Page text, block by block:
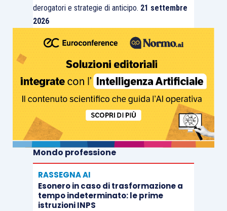
derogatori e strategie di anticipo. 21 settembre
2026
Mondo professione
RASSEGNA AI
Esonero in caso di trasformazione a
tempo indeterminato: le prime
istruzioni INPS